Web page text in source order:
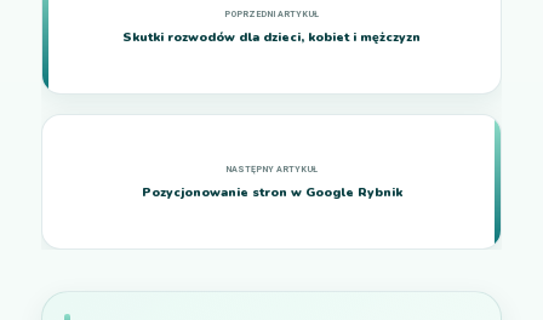
Skutki rozwodów dla dzieci, kobiet i mężczyzn
Pozycjonowanie stron w Google Rybnik